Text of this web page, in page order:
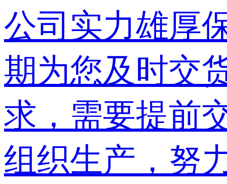
公司实力雄厚
期为您及时交
求，需要提前
组织生产，努